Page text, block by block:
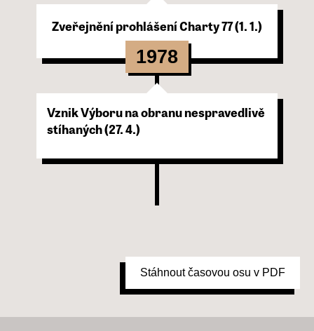
Zveřejnění prohlášení Charty 77 (1. 1.)
1978
Vznik Výboru na obranu nespravedlivě
stíhaných (27. 4.)
Stáhnout časovou osu v PDF